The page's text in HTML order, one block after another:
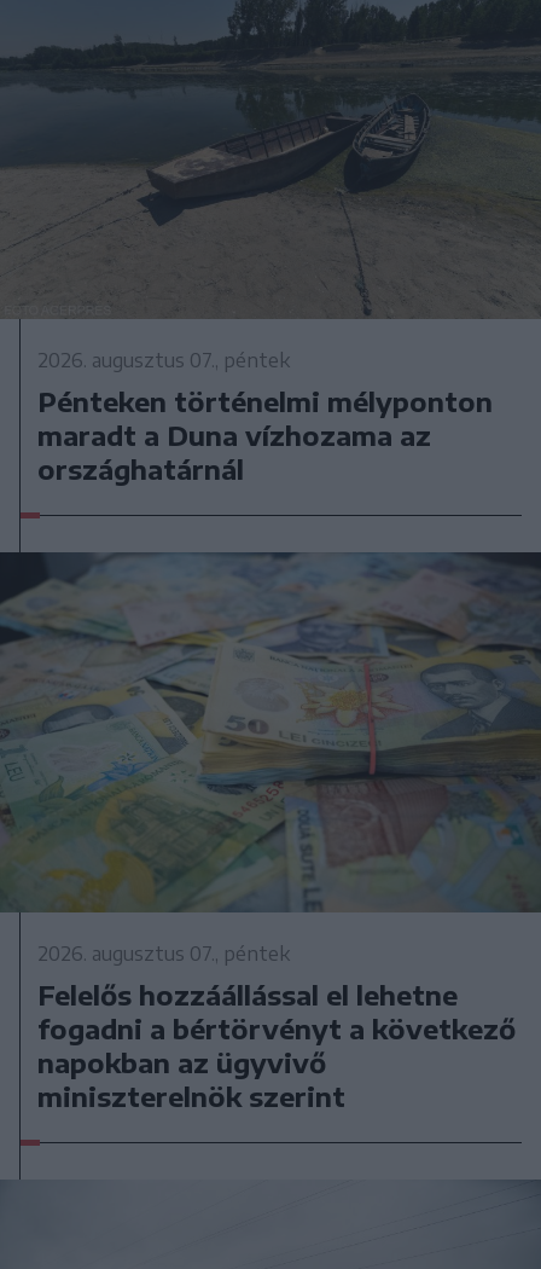
2026. augusztus 07., péntek
Pénteken történelmi mélyponton
maradt a Duna vízhozama az
országhatárnál
2026. augusztus 07., péntek
Felelős hozzáállással el lehetne
fogadni a bértörvényt a következő
napokban az ügyvivő
miniszterelnök szerint